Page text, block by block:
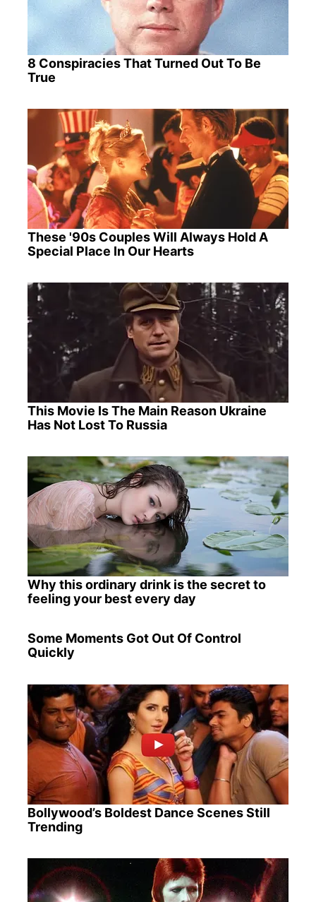
8 Conspiracies That Turned Out To Be
True
These '90s Couples Will Always Hold A
Special Place In Our Hearts
This Movie Is The Main Reason Ukraine
Has Not Lost To Russia
Why this ordinary drink is the secret to
feeling your best every day
Some Moments Got Out Of Control
Quickly
Bollywood’s Boldest Dance Scenes Still
Trending